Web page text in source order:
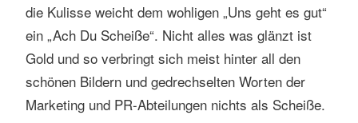
die Kulisse weicht dem wohligen „Uns geht es gut“
ein „Ach Du Scheiße“. Nicht alles was glänzt ist
Gold und so verbringt sich meist hinter all den
schönen Bildern und gedrechselten Worten der
Marketing und PR-Abteilungen nichts als Scheiße.